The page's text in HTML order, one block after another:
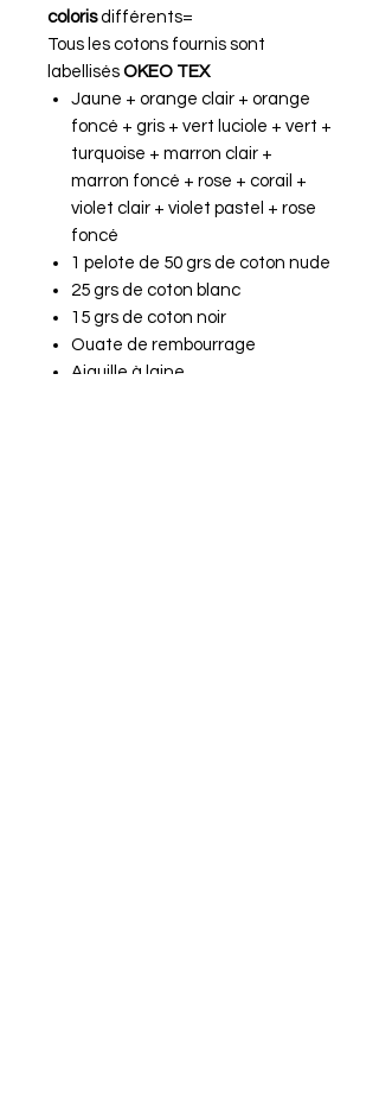
colorisdifférents=
Tous les cotons fournis sont
labellisés OKEO TEX
Jaune + orange clair + orange
foncé + gris + vert luciole + vert +
turquoise + marron clair +
marron foncé + rose + corail +
violet clair + violet pastel + rose
foncé
1 pelote de 50 grs de coton nude
25 grs de coton blanc
15 grs de coton noir
Ouate de rembourrage
Aiguille à laine